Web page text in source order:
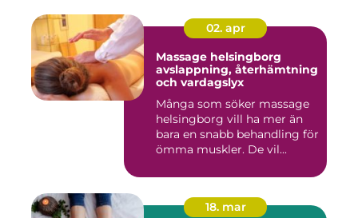
02. apr
Massage helsingborg
avslappning, återhämtning
och vardagslyx
Många som söker massage
helsingborg vill ha mer än
bara en snabb behandling för
ömma muskler. De vil...
18. mar